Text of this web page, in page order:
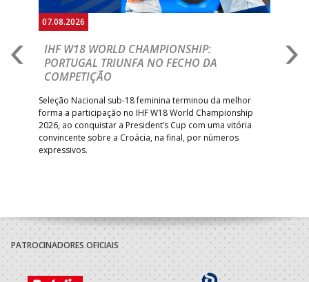
07.08.2026
IHF W18 WORLD CHAMPIONSHIP:
PORTUGAL TRIUNFA NO FECHO DA
COMPETIÇÃO
Seleção Nacional sub-18 feminina terminou da melhor
forma a participação no IHF W18 World Championship
2026, ao conquistar a President’s Cup com uma vitória
convincente sobre a Croácia, na final, por números
expressivos.
PATROCINADORES OFICIAIS